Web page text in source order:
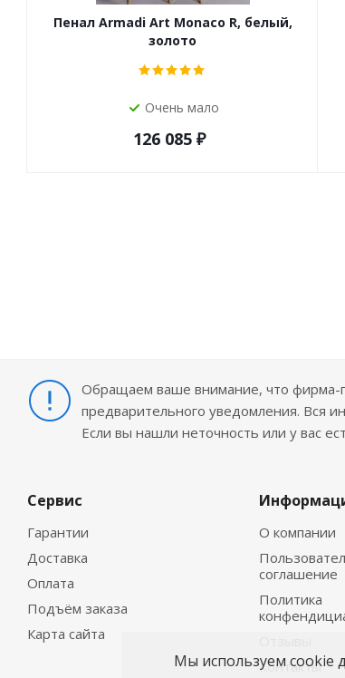
Пенал Armadi Art Monaco R, белый,
золото
Очень мало
126 085 ₽
Обращаем ваше внимание, что фирма-
предварительного уведомления. Вся
Если вы нашли неточность или у вас
Сервис
Гарантии
Доставка
Оплата
Подъём заказа
Карта сайта
О компании
соглашение
Политика
Контакты
Мы используем cookie